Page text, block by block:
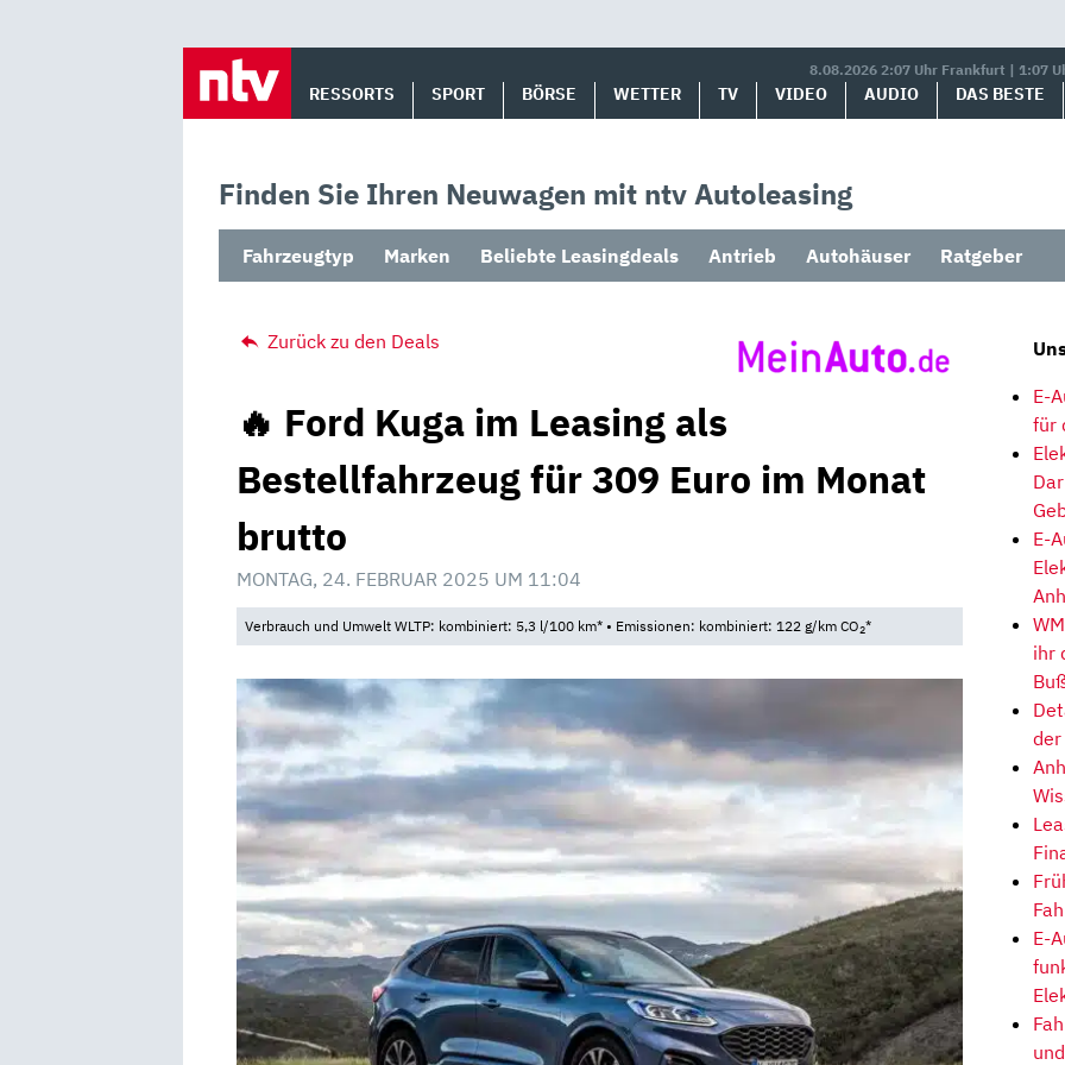
8.08.2026 2:07 Uhr Frankfurt | 1:07
RESSORTS SPORT BÖRSE WETTER TV VIDEO AUDIO DAS BESTE
Finden Sie Ihren Neuwagen mit ntv Autoleasing
Fahrzeugtyp Marken Beliebte Leasingdeals Antrieb Autohäuser Ratgeber
Zurück zu den Deals
🔥 Ford Kuga im Leasing als
Bestellfahrzeug für 309 Euro im Monat
brutto
MONTAG, 24. FEBRUAR 2025 UM 11:04
Verbrauch und Umwelt WLTP: kombiniert: 5,3 l/100 km* • Emissionen: kombiniert: 122 g/km CO2*
E-
für
E-
ihr
der
E-